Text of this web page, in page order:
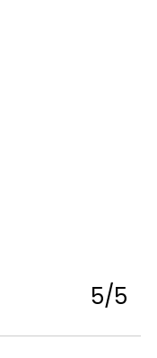
5/5